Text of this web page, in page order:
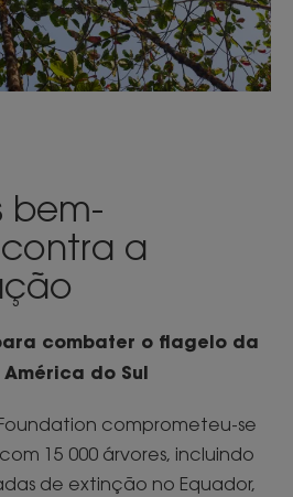
bem-
a
combater o flagelo da
do Sul
comprometeu-se
15 000 árvores, incluindo
de extinção no Equador,